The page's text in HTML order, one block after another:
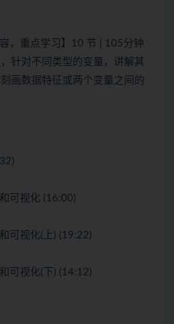
，重点学习】10 节 | 105分钟
针对不同类型的变量，讲解其
画数据特征或两个变量之间的
可视化 (16:00)
可视化(上) (19:22)
可视化(下) (14:12)